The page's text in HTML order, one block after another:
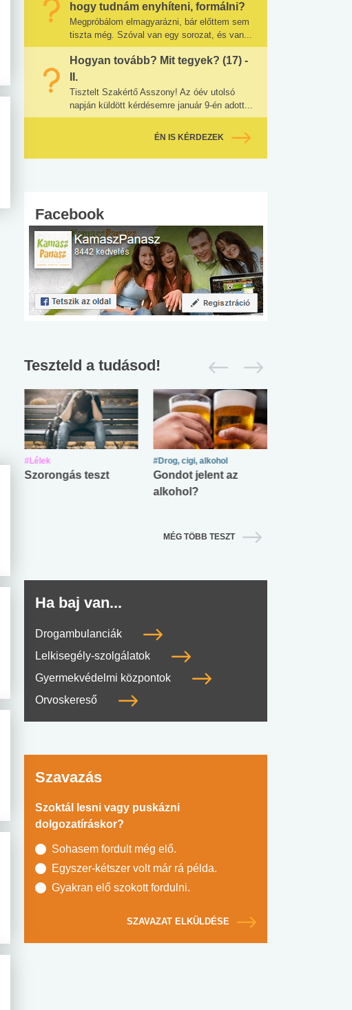
hogy tudnám enyhíteni, formálni?
Megpróbálom elmagyarázni, bár előttem sem
tiszta még. Szóval van egy sorozat, és van...
Hogyan tovább? Mit tegyek? (17) -
II.
Tisztelt Szakértő Asszony! Az óév utolsó
napján küldött kérdésemre január 9-én adott...
ÉN IS KÉRDEZEK
Facebook
Teszteld a tudásod!
#Lélek
Szorongás teszt
#Drog, cigi, alkohol
Gondot jelent az
alkohol?
MÉG TÖBB TESZT
Ha baj van...
Drogambulanciák
Lelkisegély-szolgálatok
Gyermekvédelmi központok
Orvoskereső
Szavazás
Szoktál lesni vagy puskázni
dolgozatíráskor?
Sohasem fordult még elő.
Egyszer-kétszer volt már rá példa.
Gyakran elő szokott fordulni.
SZAVAZAT ELKÜLDÉSE